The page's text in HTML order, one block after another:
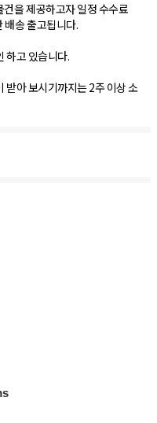
을 제공하고자 일정 수수료
배송 출고됩니다.
하고 있습니다.
아 보시기까지는 2주 이상 소